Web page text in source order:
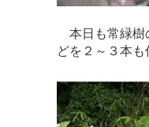
本日も常緑樹
どを２～３本